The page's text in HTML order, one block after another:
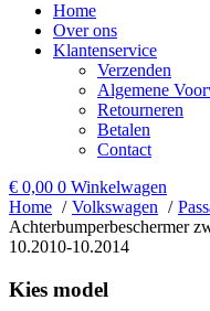
Home
Over ons
Klantenservice
Verzenden
Algemene
Retourneren
Betalen
Contact
€ 0,00 0 Winkelwagen
Home
Volkswagen
Achterbumperbeschermer
10.2010-10.2014
Kies model​